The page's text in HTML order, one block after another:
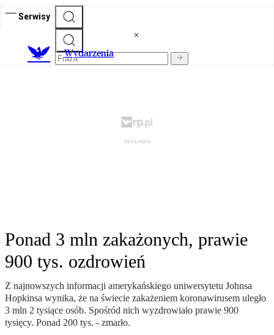
Serwisy
Wydarzenia
Ponad 3 mln zakażonych, prawie
900 tys. ozdrowień
Z najnowszych informacji amerykańskiego uniwersytetu Johnsa
Hopkinsa wynika, że na świecie zakażeniem koronawirusem uległo
3 mln 2 tysiące osób. Spośród nich wyzdrowiało prawie 900
tysięcy. Ponad 200 tys. - zmarło.